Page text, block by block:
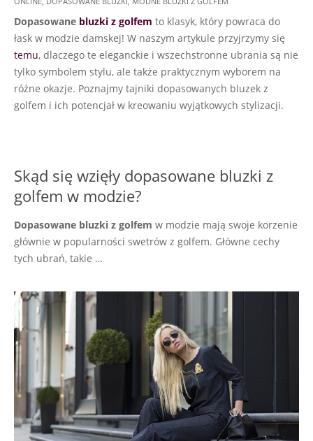
06-
15
Dopasowane bluzki z golfem to klasyk, który powraca do
łask w modzie damskej! W naszym artykule przyjrzymy się
temu, dlaczego te eleganckie i wszechstronne ubrania są nie
tylko symbolem stylu, ale także praktycznym wyborem na
różne okazje. Poznajmy tajniki dopasowanych bluzek z
golfem i ich potencjał w kreowaniu wyjątkowych stylizacji.
Skąd się wzięły dopasowane bluzki z
golfem w modzie?
Dopasowane bluzki z golfem w modzie mają swoje korzenie
głównie w popularności swetrów z golfem. Główne cechy
tych ubrań, takie …